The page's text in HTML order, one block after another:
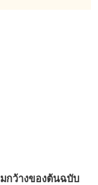
กว้างของต้นฉบับ